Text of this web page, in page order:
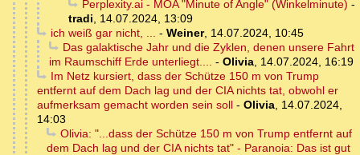
Perplexity.ai - MOA "Minute of Angle" (Winkelminute) -
tradi, 14.07.2024, 13:09
ich weiß gar nicht, ... - Weiner, 14.07.2024, 10:45
Das galaktische Jahr und die Zyklen, denen unsere Fahrt
im Raumschiff Erde unterliegt.... - Olivia, 14.07.2024, 16:19
Im Netz kursiert, dass der Schütze 150 m von Trump
entfernt auf dem Dach lag und der CIA nichts tat, obwohl er
aufmerksam gemacht worden sein soll - Olivia, 14.07.2024,
14:03
Olivia: "...dass der Schütze 150 m von Trump entfernt auf
dem Dach lag und der CIA nichts tat" - Paranoia: Das ist gut